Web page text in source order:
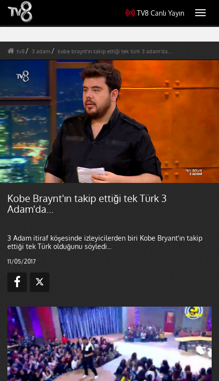
TV8 Canlı Yayın
tv8 3 adam kobe braynt'ın takip ettiği tek türk 3 adam'da...
Kobe Braynt'ın takip ettiği tek Türk 3
Adam'da...
3 Adam itiraf köşesinde izleyicilerden biri Kobe Bryant'ın takip
ettiği tek Türk olduğunu söyledi...
11/05/2017